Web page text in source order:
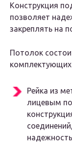
Конструкция
позволяет
закреплять на
Потолок
комплектующих
Рейка из
лицевым